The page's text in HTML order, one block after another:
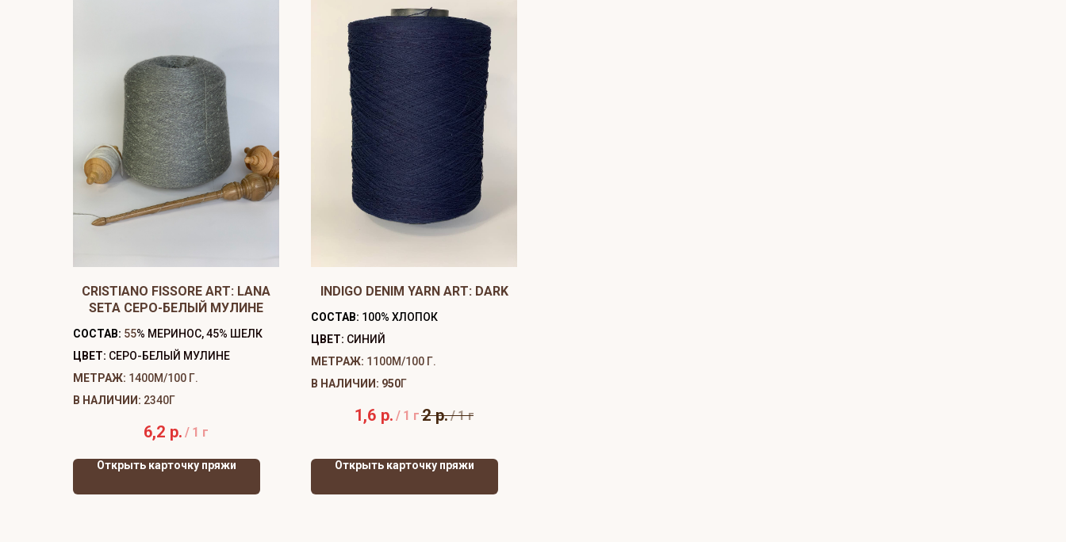
CRISTIANO FISSORE ART: LANA
SETA СЕРО-БЕЛЫЙ МУЛИНЕ
СОСТАВ: 55% МЕРИНОС, 45% ШЕЛК
ЦВЕТ: СЕРО-БЕЛЫЙ МУЛИНЕ
МЕТРАЖ: 1400М/100 Г.
В НАЛИЧИИ: 2340Г
6,2 р. / 1 г
Открыть карточку пряжи
INDIGO DENIM YARN ART: DARK
СОСТАВ: 100% ХЛОПОК
ЦВЕТ: СИНИЙ
МЕТРАЖ: 1100М/100 Г.
В НАЛИЧИИ: 950Г
1,6 р. / 1 г2 р./1 г
Открыть карточку пряжи